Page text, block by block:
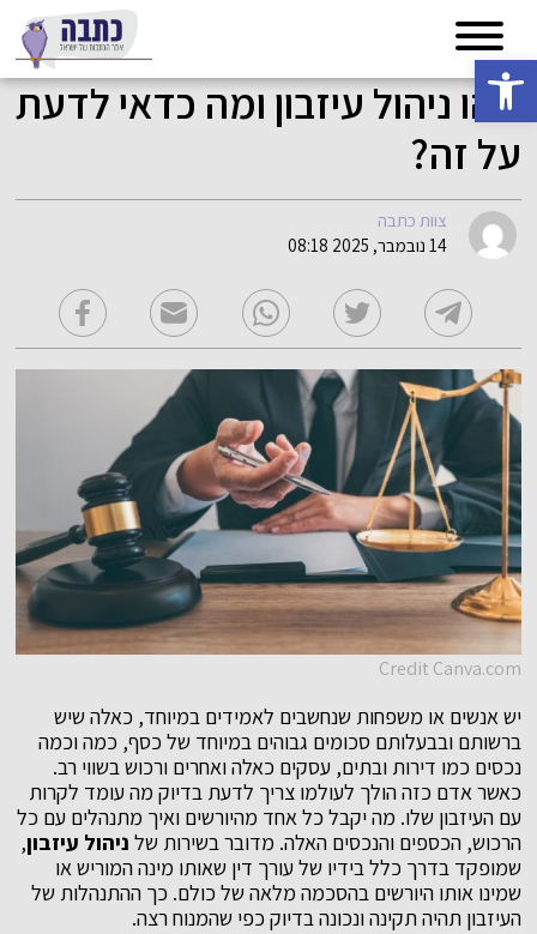
פתח סרגל נגישות
מהו ניהול עיזבון ומה כדאי לדעת
על זה?
צוות כתבה
14 נובמבר, 2025 08:18
Credit Canva.com
יש אנשים או משפחות שנחשבים לאמידים במיוחד, כאלה שיש
ברשותם ובבעלותם סכומים גבוהים במיוחד של כסף, כמה וכמה
נכסים כמו דירות ובתים, עסקים כאלה ואחרים ורכוש בשווי רב.
כאשר אדם כזה הולך לעולמו צריך לדעת בדיוק מה עומד לקרות
עם העיזבון שלו. מה יקבל כל אחד מהיורשים ואיך מתנהלים עם כל
הרכוש, הכספים והנכסים האלה. מדובר בשירות של ניהול עיזבון,
שמופקד בדרך כלל בידיו של עורך דין שאותו מינה המוריש או
שמינו אותו היורשים בהסכמה מלאה של כולם. כך ההתנהלות של
העיזבון תהיה תקינה ונכונה בדיוק כפי שהמנוח רצה.